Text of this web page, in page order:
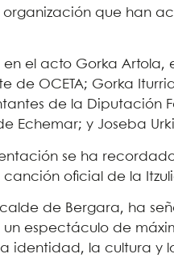
organización que han
en el acto Gorka
de OCETA; Gorka
de la Diputación
Echemar; y Joseba
se ha
oficial de la
de Bergara, ha
un espectáculo de
identidad, la cultura y